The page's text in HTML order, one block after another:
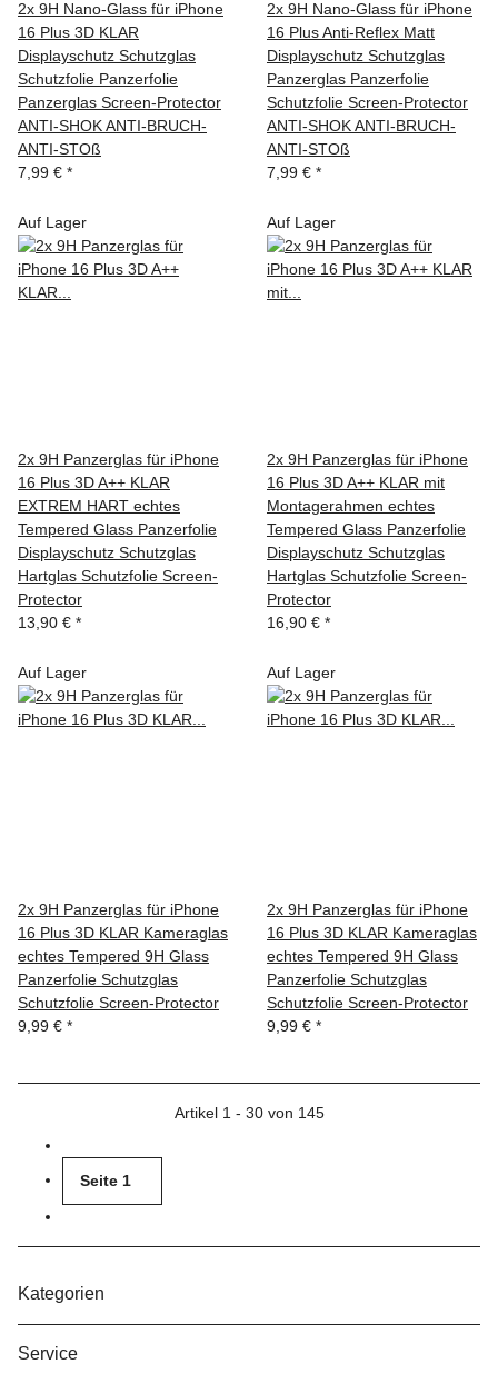
2x 9H Nano-Glass für iPhone
16 Plus 3D KLAR
Displayschutz Schutzglas
Schutzfolie Panzerfolie
Panzerglas Screen-Protector
ANTI-SHOK ANTI-BRUCH-
ANTI-STOß
7,99 € *
2x 9H Nano-Glass für iPhone
16 Plus Anti-Reflex Matt
Displayschutz Schutzglas
Panzerglas Panzerfolie
Schutzfolie Screen-Protector
ANTI-SHOK ANTI-BRUCH-
ANTI-STOß
7,99 € *
Auf Lager
2x 9H Panzerglas für iPhone
16 Plus 3D A++ KLAR
EXTREM HART echtes
Tempered Glass Panzerfolie
Displayschutz Schutzglas
Hartglas Schutzfolie Screen-
Protector
13,90 € *
Auf Lager
2x 9H Panzerglas für iPhone
16 Plus 3D A++ KLAR mit
Montagerahmen echtes
Tempered Glass Panzerfolie
Displayschutz Schutzglas
Hartglas Schutzfolie Screen-
Protector
16,90 € *
Auf Lager
2x 9H Panzerglas für iPhone
16 Plus 3D KLAR Kameraglas
echtes Tempered 9H Glass
Panzerfolie Schutzglas
Schutzfolie Screen-Protector
9,99 € *
Auf Lager
2x 9H Panzerglas für iPhone
16 Plus 3D KLAR Kameraglas
echtes Tempered 9H Glass
Panzerfolie Schutzglas
Schutzfolie Screen-Protector
9,99 € *
Artikel 1 - 30 von 145
Seite 1
Kategorien
Service